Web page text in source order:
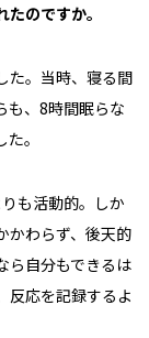
のですか。
た。当時、寝る間
も、8時間眠らな
。
も活動的。しか
かわらず、後天的
ら自分もできるは
反応を記録するよ